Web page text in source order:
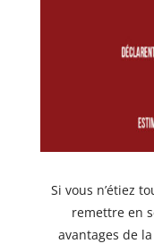
Si vous n’étiez
remettre en
avantages de